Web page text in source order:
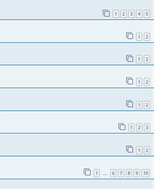
1 2 3 4 5
1 2
1 2
1 2
1 2
1 2 3
1 2
1 … 6 7 8 9 10